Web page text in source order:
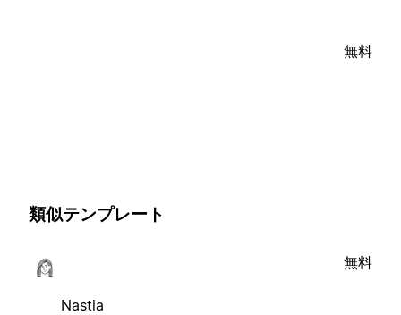
無料
類似テンプレート
Nastia
無料